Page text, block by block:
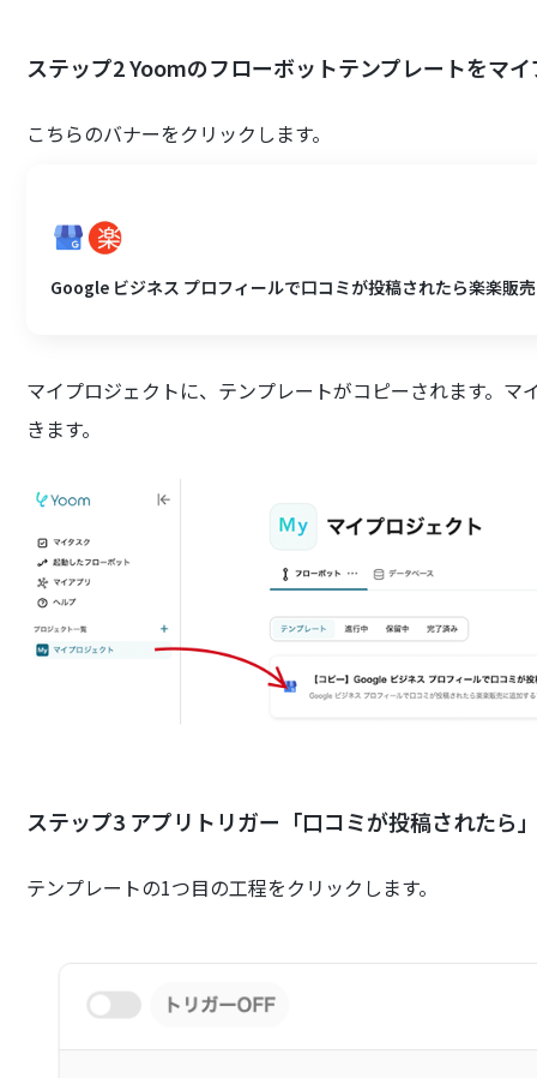
ステップ2 Yoomのフローボットテンプレートをマ
こちらのバナーをクリックします。
Google ビジネス プロフィールで口コミが投稿されたら楽楽販
マイプロジェクトに、テンプレートがコピーされます。
きます。
ステップ3 アプリトリガー「口コミが投稿されたら
テンプレートの1つ目の工程をクリックします。